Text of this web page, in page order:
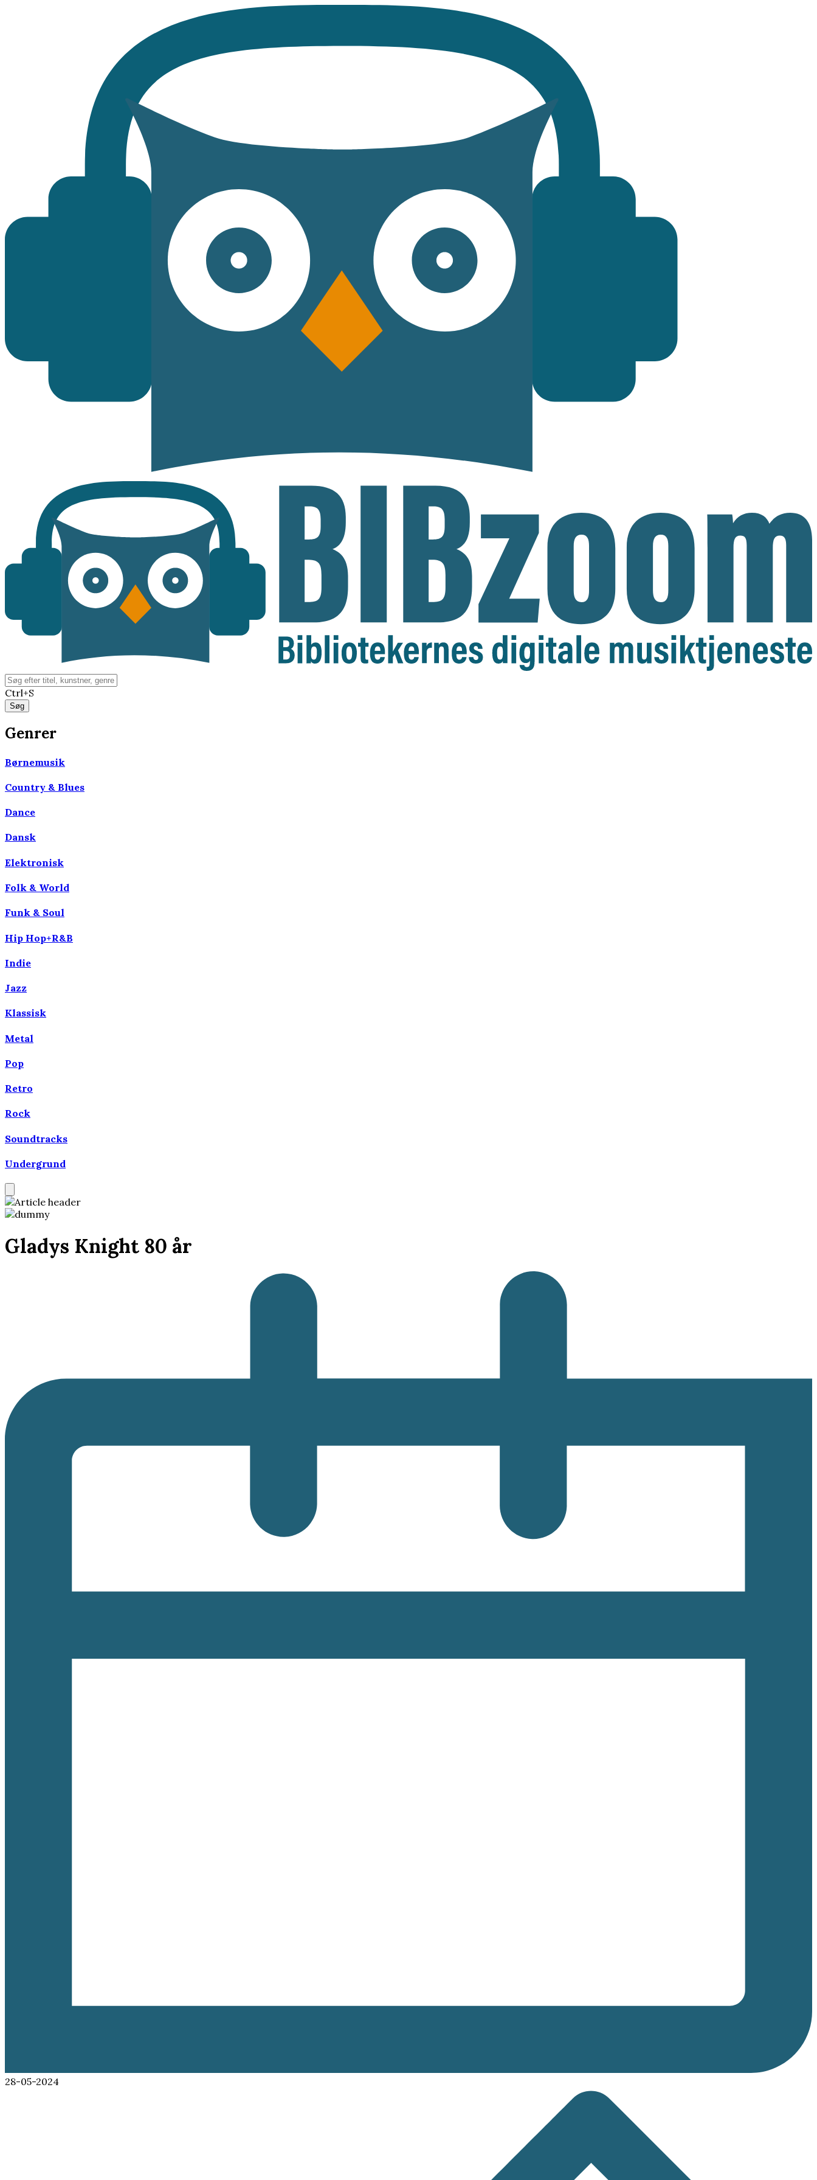
Ctrl+S
Genrer
Børnemusik
Country & Blues
Dance
Dansk
Elektronisk
Folk & World
Funk & Soul
Hip Hop+R&B
Indie
Jazz
Klassisk
Metal
Pop
Retro
Rock
Soundtracks
Undergrund
Gladys Knight 80 år
28-05-2024